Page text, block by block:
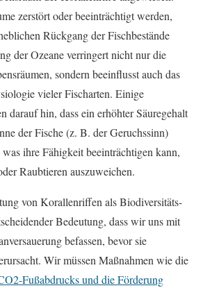
zerstört oder beeinträchtigt werden,
Rückgang der Fischbestände
der Ozeane verringert nicht nur die
sondern beeinflusst auch das
vieler Fischarten. Einige
darauf hin, dass ein erhöhter Säuregehalt
der Fische (z. B. der Geruchssinn)
ihre Fähigkeit beeinträchtigen kann,
Raubtieren auszuweichen.
von Korallenriffen als Biodiversitäts-
Bedeutung, dass wir uns mit
befassen, bevor sie
Wir müssen Maßnahmen wie die
Fußabdrucks und die Förderung